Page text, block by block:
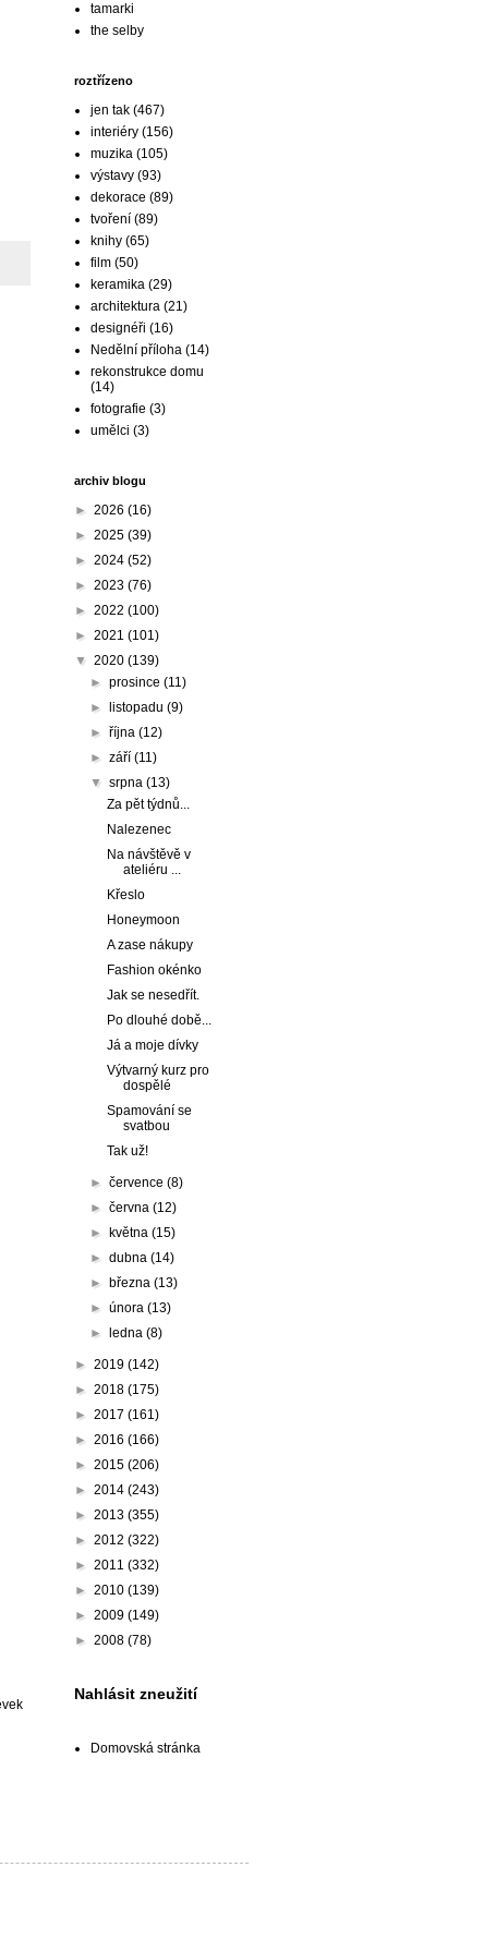
tamarki
the selby
roztřízeno
jen tak (467)
interiéry (156)
muzika (105)
výstavy (93)
dekorace (89)
tvoření (89)
knihy (65)
film (50)
keramika (29)
architektura (21)
designéři (16)
Nedělní příloha (14)
rekonstrukce domu
(14)
fotografie (3)
umělci (3)
archiv blogu
► 2026 (16)
► 2025 (39)
► 2024 (52)
► 2023 (76)
► 2022 (100)
► 2021 (101)
▼ 2020 (139)
►prosince(11)
►
listopadu(9)
►října(12)
►září(11)
▼srpna(13)
Za pět týdnů...
Nalezenec
Na návštěvě v
ateliéru ...
Křeslo
Honeymoon
A zase nákupy
Fashion okénko
Jak se nesedřít.
Po dlouhé době...
Já a moje dívky
Výtvarný kurz pro
dospělé
Spamování se
svatbou
Tak už!
►července(8)
►června(12)
► května(15)
►dubna(14)
► března(13)
►února(13)
►
ledna(8)
► 2019 (142)
► 2018 (175)
► 2017 (161)
► 2016 (166)
► 2015 (206)
► 2014 (243)
► 2013 (355)
► 2012 (322)
► 2011 (332)
► 2010 (139)
► 2009 (149)
► 2008 (78)
Nahlásit zneužití
Domovská stránka